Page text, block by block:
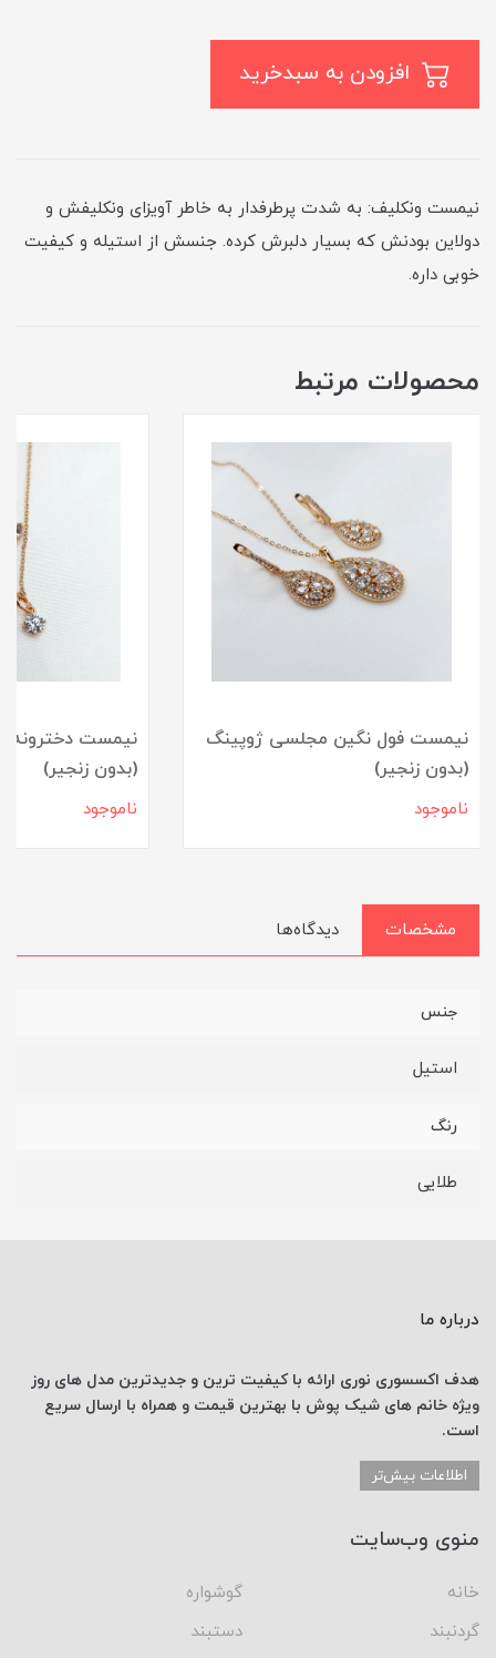
نیمست ونکلیف: به شدت پرطرفدار به خاطر آویزای ونکلیفش و
دولاین بودنش که بسیار دلبرش کرده. جنسش از استیله و کیفیت
خوبی داره.
محصولات مرتبط
نیمست فول نگین مجلسی ژوپینگ
(بدون زنجیر)
ناموجود
نیمست دخترونه
(بدون زنجیر)
ناموجود
مشخصات دیدگاه‌ها
جنس
استیل
رنگ
طلایی
درباره ما
هدف اکسسوری نوری ارائه با کیفیت ترین و جدیدترین مدل های روز
ویژه خانم های شیک پوش با بهترین قیمت و همراه با ارسال سریع
است.
اطلاعات بیش‌تر
منوی وب‌سایت
خانه
گوشواره
گردنبند
دستبند